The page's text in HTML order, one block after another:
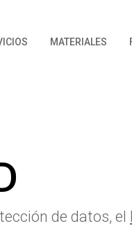
MATERIALES
de datos, el